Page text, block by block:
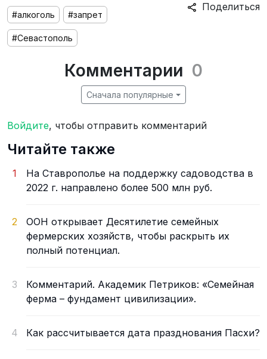
Поделиться
#алкоголь #запрет
#Севастополь
Комментарии 0
Сначала популярные
Войдите, чтобы отправить комментарий
Читайте также
1
На Ставрополье на поддержку садоводства в
2022 г. направлено более 500 млн руб.
2
ООН открывает Десятилетие семейных
фермерских хозяйств, чтобы раскрыть их
полный потенциал.
3
Комментарий. Академик Петриков: «Семейная
ферма – фундамент цивилизации».
4 Как рассчитывается дата празднования Пасхи?